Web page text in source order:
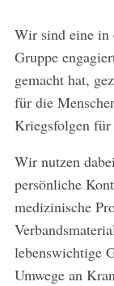
Wir sind eine in
Gruppe
gemacht hat,
für die
Kriegsfolgen
Wir nutzen
persönliche
medizinische
lebenswichtige
Umwege an